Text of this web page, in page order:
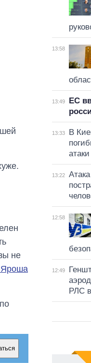
не
13:58
13:49
ЕС
13:33
В
13:22
12:58
12:49
РЛС